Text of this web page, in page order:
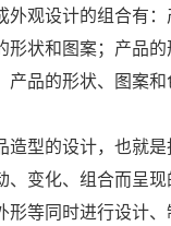
外观设计的组合有
形状和图案；产品
品的形状、图案和
造型的设计，也就
、变化、组合而呈
等同时进行设计、